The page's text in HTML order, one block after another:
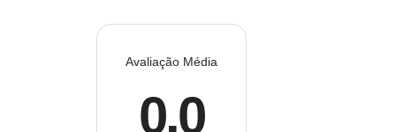
Avaliação Média
0.0